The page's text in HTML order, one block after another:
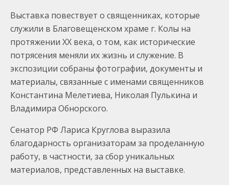
Выставка повествует о священниках, которые
служили в Благовещенском храме г. Колы на
протяжении XX века, о том, как исторические
потрясения меняли их жизнь и служение. В
экспозиции собраны фотографии, документы и
материалы, связанные с именами священников
Константина Мелетиева, Николая Пулькина и
Владимира Обнорского.
Сенатор РФ Лариса Круглова выразила
благодарность организаторам за проделанную
работу, в частности, за сбор уникальных
материалов, представленных на выставке.